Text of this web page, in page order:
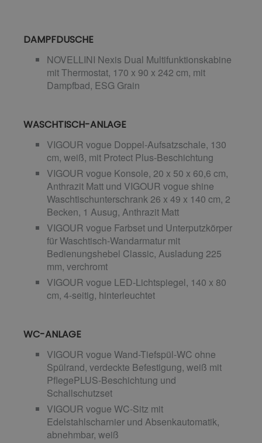
DAMPFDUSCHE
NOVELLINI Nexis Dual Multifunktionskabine
mit Thermostat, 170 x 90 x 242 cm, mit
Dampfbad, ESG Grain
WASCHTISCH-ANLAGE
VIGOUR vogue Doppel-Aufsatzschale, 130
cm, weiß, mit Protect Plus-Beschichtung
VIGOUR vogue Konsole, 20 x 50 x 60,6 cm,
Anthrazit Matt und VIGOUR vogue shine
Waschtischunterschrank 26 x 49 x 140 cm, 2
Becken, 1 Ausug, Anthrazit Matt
VIGOUR vogue Farbset und Unterputzkörper
für Waschtisch-Wandarmatur mit
Bedienungshebel Classic, Ausladung 225
mm, verchromt
VIGOUR vogue LED-Lichtspiegel, 140 x 80
cm, 4-seitig, hinterleuchtet
WC-ANLAGE
VIGOUR vogue Wand-Tiefspül-WC ohne
Spülrand, verdeckte Befestigung, weiß mit
PflegePLUS-Beschichtung und
Schallschutzset
VIGOUR vogue WC-Sitz mit
Edelstahlscharnier und Absenkautomatik,
abnehmbar, weiß